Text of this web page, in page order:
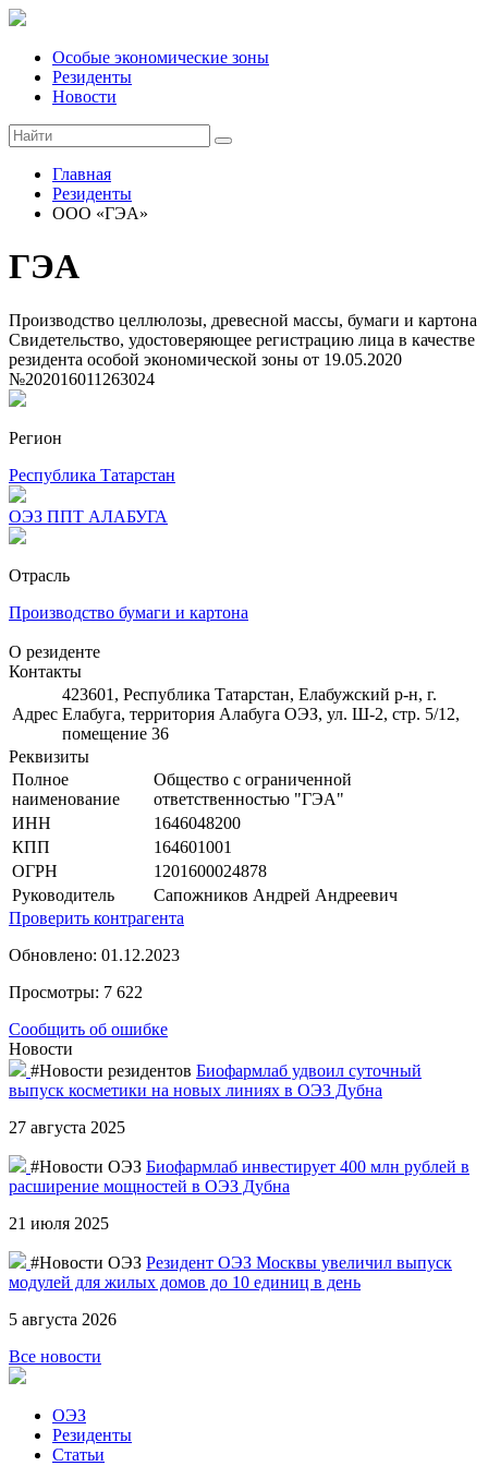
Особые экономические зоны
Резиденты
Новости
Главная
Резиденты
ООО «ГЭА»
ГЭА
Производство целлюлозы, древесной массы, бумаги и картона
Свидетельство, удостоверяющее регистрацию лица в качестве
резидента особой экономической зоны от 19.05.2020
№202016011263024
Регион
Республика Татарстан
ОЭЗ ППТ АЛАБУГА
Отрасль
Производство бумаги и картона
О резиденте
Контакты
Адрес
423601, Республика Татарстан, Елабужский р-н, г.
Елабуга, территория Алабуга ОЭЗ, ул. Ш-2, стр. 5/12,
помещение 36
Реквизиты
Полное
наименование
Общество с ограниченной
ответственностью "ГЭА"
ИНН
1646048200
КПП
164601001
ОГРН
1201600024878
Руководитель
Сапожников Андрей Андреевич
Проверить контрагента
Обновлено: 01.12.2023
Просмотры: 7 622
Сообщить об ошибке
Новости
#Новости резидентов Биофармлаб удвоил суточный
выпуск косметики на новых линиях в ОЭЗ Дубна
27 августа 2025
#Новости ОЭЗ Биофармлаб инвестирует 400 млн рублей в
расширение мощностей в ОЭЗ Дубна
21 июля 2025
#Новости ОЭЗ Резидент ОЭЗ Москвы увеличил выпуск
модулей для жилых домов до 10 единиц в день
5 августа 2026
Все новости
ОЭЗ
Резиденты
Статьи